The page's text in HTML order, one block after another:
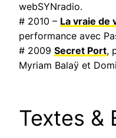
webSYNradio.
# 2010 – La vraie de
performance avec
# 2009 Secret Port,
Myriam Balaÿ et
Textes &